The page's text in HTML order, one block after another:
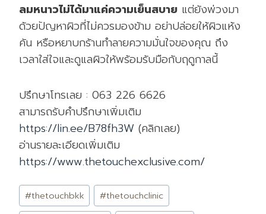
ลมหนาวไม่ได้มาแค่ความเย็นสบาย แต่ยังพ่วงมา
ด้วยปัญหาผิวที่ไม่ควรมองข้าม อย่าปล่อยให้ผิวแห้ง
คัน หรือหยาบกร้านทำลายความมั่นใจของคุณ ถึง
เวลาใส่ใจและดูแลผิวให้พร้อมรับมือกับฤดูกาลนี้
ปรึกษาโทรเลย : 063 226 6626
สามารถรับคำปรึกษาเพิ่มเติม
https://lin.ee/B78fh3W (คลิกเลย)
อ่านรายละเอียดเพิ่มเติม
https://www.thetouchexclusive.com/
Post
Tags:
#thetouchbkk #thetouchclinic